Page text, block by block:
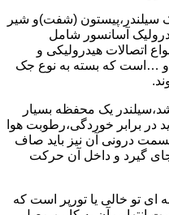
سیلندر،پیستون (شفت)و شیر
آسانسور شامل
اتصالات هیدرولیکی و
و …است که بسته به نوع جک
یک محفظه بسیار
برابر خوردگی،رطوبت هوا
درونی آن نیز باید صاف
گیرد و داخل آن حرکت
ای تو خالی یا تورپر است که